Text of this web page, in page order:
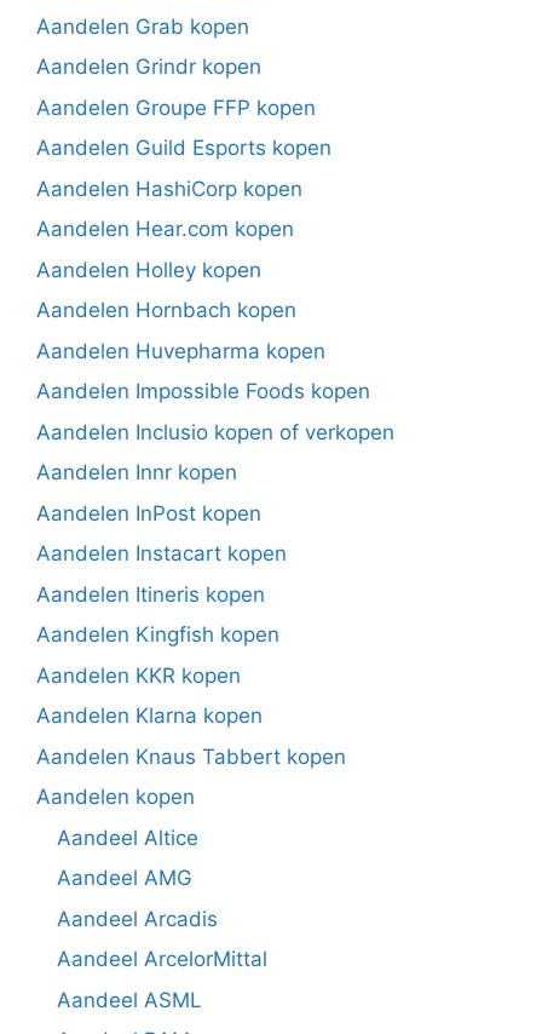
Aandelen Grab kopen
Aandelen Grindr kopen
Aandelen Groupe FFP kopen
Aandelen Guild Esports kopen
Aandelen HashiCorp kopen
Aandelen Hear.com kopen
Aandelen Holley kopen
Aandelen Hornbach kopen
Aandelen Huvepharma kopen
Aandelen Impossible Foods kopen
Aandelen Inclusio kopen of verkopen
Aandelen Innr kopen
Aandelen InPost kopen
Aandelen Instacart kopen
Aandelen Itineris kopen
Aandelen Kingfish kopen
Aandelen KKR kopen
Aandelen Klarna kopen
Aandelen Knaus Tabbert kopen
Aandelen kopen
Aandeel Altice
Aandeel AMG
Aandeel Arcadis
Aandeel ArcelorMittal
Aandeel ASML